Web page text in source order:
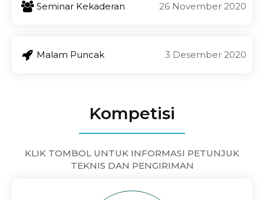
Seminar Kekaderan 26 November 2020
Malam Puncak 3 Desember 2020
Kompetisi
KLIK TOMBOL UNTUK INFORMASI PETUNJUK
TEKNIS DAN PENGIRIMAN